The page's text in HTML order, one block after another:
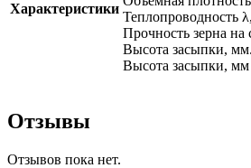
Характеристики
Прочность зерна
Высота засыпки,
Высота засыпки,
Отзывы
Отзывов пока нет.